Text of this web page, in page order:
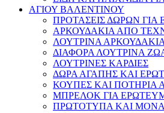
ΑΓΙΟΥ ΒΑΛΕΝΤΙΝΟΥ
ΠΡΟΤΑΣΕΙΣ ΔΩΡΩΝ
ΑΡΚΟΥΔΑΚΙΑ ΑΠΟ
ΛΟΥΤΡΙΝΑ ΑΡΚΟΥΔΑΚΙΑ
ΔΙΑΦΟΡΑ ΛΟΥΤΡΙΝΑ
ΛΟΥΤΡΙΝΕΣ ΚΑΡΔΙΕΣ
ΔΩΡΑ ΑΓΑΠΗΣ ΚΑΙ
ΚΟΥΠΕΣ ΚΑΙ ΠΟΤΗΡΙΑ
ΜΠΡΕΛΟΚ ΓΙΑ
ΠΡΩΤΟΤΥΠΑ ΚΑΙ